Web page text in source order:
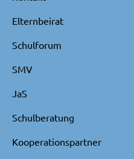
Elternbeirat
Schulforum
SMV
JaS
Schulberatung
Kooperationspartner